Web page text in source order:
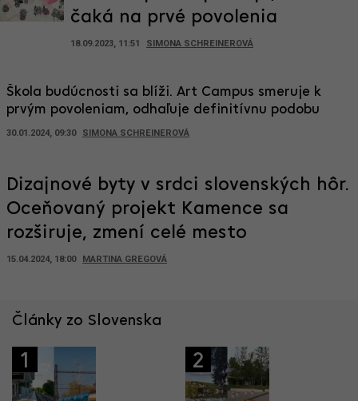
čaká na prvé povolenia
18.09.2023, 11:51 SIMONA SCHREINEROVÁ
Škola budúcnosti sa blíži. Art Campus smeruje k
prvým povoleniam, odhaľuje definitívnu podobu
30.01.2024, 09:30 SIMONA SCHREINEROVÁ
Dizajnové byty v srdci slovenských hôr.
Oceňovaný projekt Kamence sa
rozširuje, zmení celé mesto
15.04.2024, 18:00 MARTINA GREGOVÁ
Články zo Slovenska
1 2